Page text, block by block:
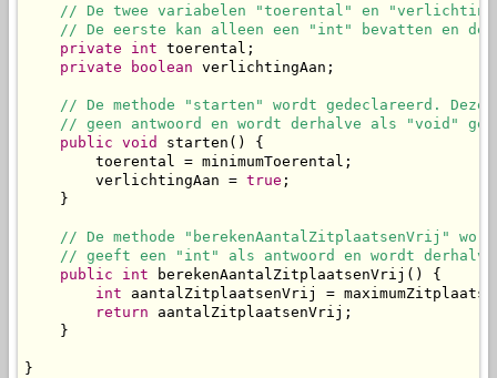
// De twee variabelen "toerental" en
// De eerste kan alleen een "int" bevatten en de
private
int toerental;
private
boolean verlichtingAan;
// De methode "starten" wordt gedeclareerd. Deze
// geen antwoord en wordt derhalve als "void"
public void
starten() {
        toerental = minimumToerental;
        verlichtingAan =
true ;
    }
// De methode "berekenAantalZitplaatsenVrij"
// geeft een "int" als antwoord en wordt
public
int berekenAantalZitplaatsenVrij() {
int aantalZitplaatsenVrij =
return aantalZitplaatsenVrij;
    }
}